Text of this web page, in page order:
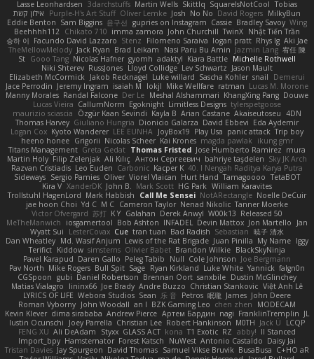
Lasse Leonhardsen
3darchstuffs Martin Wells Skittlq SquareIsNotCool Tobias
אילון קשת
Purple-H's Art Stuff Oliver Lemke Josh No No David Rogers MilkyBun
Eddie Benton Sam Biggins 윤구선 gupries on Instagram Cassie Bradley Savoy Wing
Beehhhh112
Chikato 710 imma zamora John Churchill TwinX Nhật Tiến Trần
승하 이 Facundo David Lazzaro Stenz Filomeno Saraiva logan pratt Rhys lg Aki Jae
TheMellowMelody Jack Ryan Brad Leikam Nasi Paru Bu Amin Jazmin Lang 宥任 陳
St Gooo Tang Nicolas Hafner gyomh adaktyl Kiara Battle Michelle Rothwell
Niki Shterev RussJones Lloyd Collidge Lev Schwartz Jason Mault
Elizabeth McCormick
Jakob Recknagel Luke willard Sascha Kohler snail
Demerui
Jace Perrodin Jeremy Ingram isaiah M lokjl Mike Wellfare ratman Lucas M. Morone
Manny Morales Randal Falcone Der Le Meshal Alshammari KhangXing Pang Douwe
Lucas Vieira CallumNorm Egoknight Limitless Designs tylerspetgoose
maurizio sciascia
Özgür Kaan Sevindi Kayla B Arian Castane Akaiseutoseu 4DN
Thomas Harvey Giuliano Hungria Dionicio Galarza David Ebbevi Eda Aydemir
Logan Cox Kyoto Wanderer LEE EUNHA JoyBox19 Play Usa panic attack Trip boy
heeno honee Grigorii Nicolas Scheer Kai Krones magda pawlak
ikung gmr
Titans Management Greta Gedat Thomas Fristed Jose Humberto Ramirez mura
Martin Holy Filip Zelenjak Ali Kılıç Антон Сергеевич bahriye taşdelen Sky JK Arch
Razvan Cristiadis Leo Euden Carbonic Kacper K 40. I Nengah Raditya Karya Putra
Sideways Sergio Pamies Oliver Viorel Vlaican Hurt Hand Tamagoooo TetaBOT
Kira V XanderDK John B. Mark Scott HG Park William Karavites
Trollstuhl HagenLord Mark Habbish Call Me Sensei NotARectangle Noelle DeCuir
jae hoon Choi Yd C M C Cameron Taylor Nenad Nikolic Tanner Moerke
Victor Ofvergard 苏打 K Y Galahan Derek Anwyl W00k13 Released 50
MeTheManwich
iosgamertool Bob Ashton INFADEL Devin Mattox Jon Martello
Jan
Wyatt Sui
LesterCovax Cue tran tuan Bad Radish Sebastian 暁子 清水
Dan Wheatley Md. Wasif Anjum Lewis of the Rat Brigade Juan Pinilla My Name Iggy
Terifict Kiddow simsterns Olivier Babet Brandon Wilkie BlackSkyNinja
Pavel Karapud Daren Gallo Peleg Tabib Null Cole Johnson Joe Bergmann
Pav North Mike Rogers Bull Spit Sage Ryan Kirkland Luke White Yannick falgn0n
CGSpoon gubi Daniel Robertson Brennan Oort sanxbile Dustin McGlinchey
Matias Vialagro
lininx66 Joe Brady Andre Buzzo Christian Stankovic Việt Anh Lê
LYRICS OF LIFE Webora Studios Sean 乐 音 Petros 眠瓏 James John Deere
Roman Vyborny John Woodall an l BZK Gaming Leo chen zhen
MODECAM
Kevin Klever dima sirababa Andrew Pierce Артем Бардин nagi FranklinTremplin JL
Iustin Ocunschi
Joey Parrella Christian Lee Robert Hankinson M0TH Jack Ü
LCQP
FENG XU Ali DeAdam Styxx GLASS ACT kona T1 Exotic RZ abby! ll Stanced
Import_bpy Hamsternator Forest Katsch NuWest Antonio Castaldo Daisy Jai
Tristan Davies Jay Spurgeon David Thomas Samuel Vikse Bruvik BusaBusa C+HO aR